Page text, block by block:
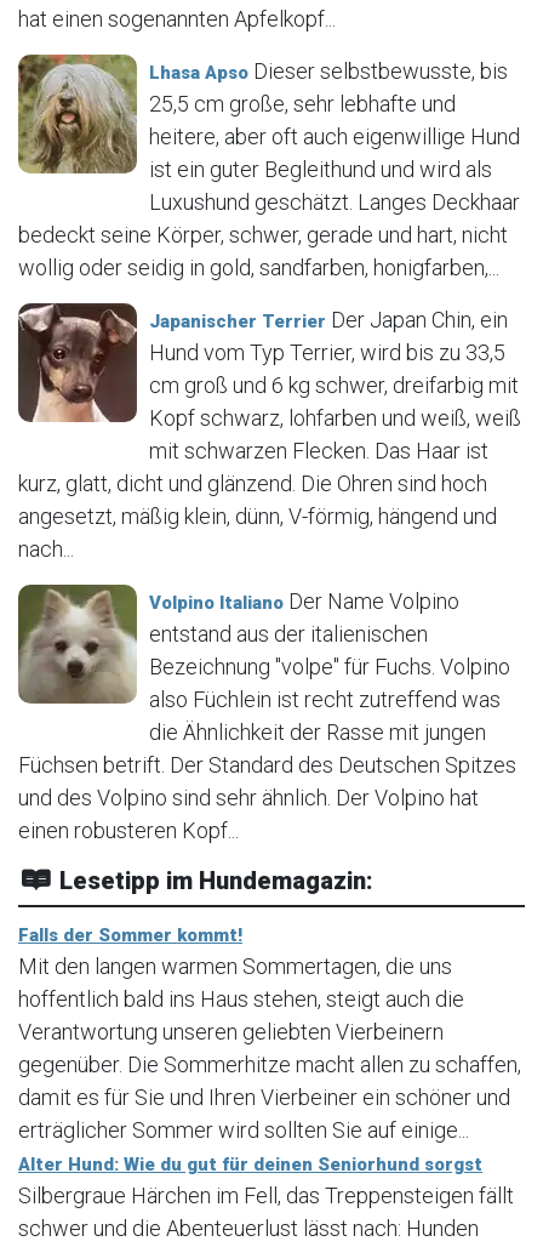
hat einen sogenannten Apfelkopf...
Lhasa Apso Dieser selbstbewusste, bis
25,5 cm große, sehr lebhafte und
heitere, aber oft auch eigenwillige Hund
ist ein guter Begleithund und wird als
Luxushund geschätzt. Langes Deckhaar
bedeckt seine Körper, schwer, gerade und hart, nicht
wollig oder seidig in gold, sandfarben, honigfarben,...
Japanischer Terrier Der Japan Chin, ein
Hund vom Typ Terrier, wird bis zu 33,5
cm groß und 6 kg schwer, dreifarbig mit
Kopf schwarz, lohfarben und weiß, weiß
mit schwarzen Flecken. Das Haar ist
kurz, glatt, dicht und glänzend. Die Ohren sind hoch
angesetzt, mäßig klein, dünn, V-förmig, hängend und
nach...
Volpino Italiano Der Name Volpino
entstand aus der italienischen
Bezeichnung "volpe" für Fuchs. Volpino
also Füchlein ist recht zutreffend was
die Ähnlichkeit der Rasse mit jungen
Füchsen betrift. Der Standard des Deutschen Spitzes
und des Volpino sind sehr ähnlich. Der Volpino hat
einen robusteren Kopf...
Lesetipp im Hundemagazin:
Falls der Sommer kommt!
Mit den langen warmen Sommertagen, die uns
hoffentlich bald ins Haus stehen, steigt auch die
Verantwortung unseren geliebten Vierbeinern
gegenüber. Die Sommerhitze macht allen zu schaffen,
damit es für Sie und Ihren Vierbeiner ein schöner und
erträglicher Sommer wird sollten Sie auf einige...
Alter Hund: Wie du gut für deinen Seniorhund sorgst
Silbergraue Härchen im Fell, das Treppensteigen fällt
schwer und die Abenteuerlust lässt nach: Hunden